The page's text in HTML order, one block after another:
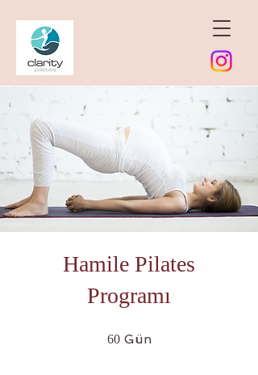
Hamile Pilates
Programı
60 Gün